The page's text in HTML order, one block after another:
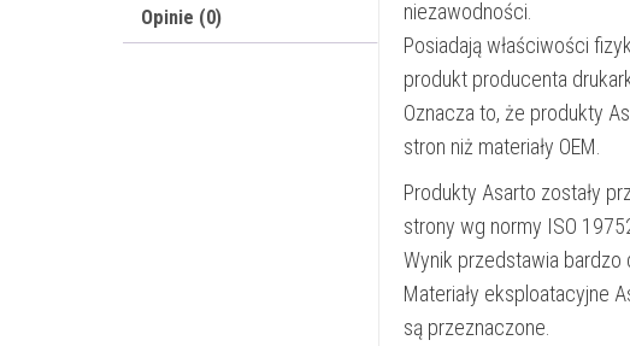
Opinie (0)
niezawodności.
Posiadają właściwości
produkt producenta
Oznacza to, że produkty
stron niż materiały OEM.
Produkty Asarto zostały
strony wg normy ISO
Wynik przedstawia
Materiały eksploatacyjne
są przeznaczone.